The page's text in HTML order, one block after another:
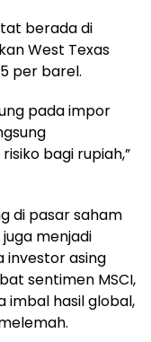
berada di
West Texas
per barel.
pada impor
bagi rupiah,”
di pasar saham
menjadi
investor asing
sentimen MSCI,
imbal hasil global,